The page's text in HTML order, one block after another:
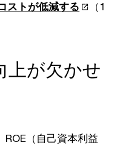
ストが低減する
（1
上が⽋かせ
ROE（⾃⼰資本利益